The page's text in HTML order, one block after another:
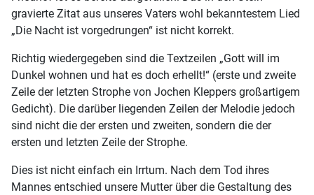
gravierte Zitat aus unseres Vaters wohl bekanntestem Lied
„Die Nacht ist vorgedrungen“ ist nicht korrekt.
Richtig wiedergegeben sind die Textzeilen „Gott will im
Dunkel wohnen und hat es doch erhellt!“ (erste und zweite
Zeile der letzten Strophe von Jochen Kleppers großartigem
Gedicht). Die darüber liegenden Zeilen der Melodie jedoch
sind nicht die der ersten und zweiten, sondern die der
ersten und letzten Zeile der Strophe.
Dies ist nicht einfach ein Irrtum. Nach dem Tod ihres
Mannes entschied unsere Mutter über die Gestaltung des